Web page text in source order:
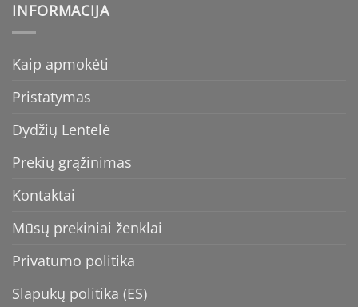
INFORMACIJA
Kaip apmokėti
Pristatymas
Dydžių Lentelė
Prekių grąžinimas
Kontaktai
Mūsų prekiniai ženklai
Privatumo politika
Slapukų politika (ES)